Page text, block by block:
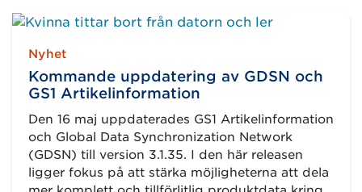
Nyhet
Kommande uppdatering av GDSN och
GS1 Artikelinformation
Den 16 maj uppdaterades GS1 Artikelinformation
och Global Data Synchronization Network
(GDSN) till version 3.1.35. I den här releasen
ligger fokus på att stärka möjligheterna att dela